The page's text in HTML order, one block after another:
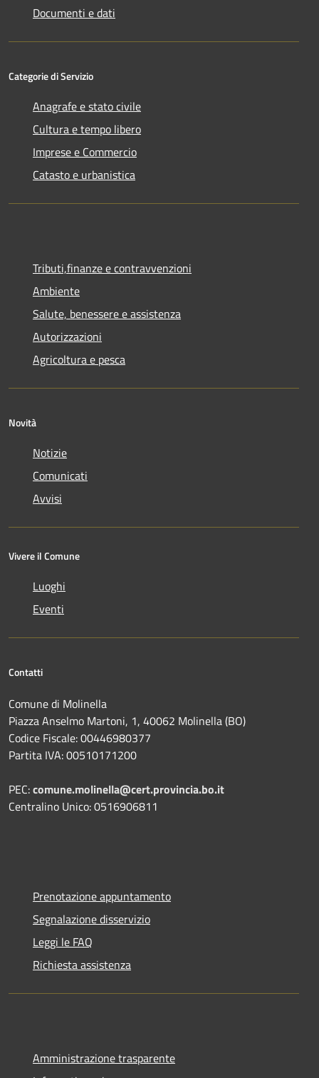
Documenti e dati
Categorie di Servizio
Anagrafe e stato civile
Cultura e tempo libero
Imprese e Commercio
Catasto e urbanistica
Tributi,finanze e contravvenzioni
Ambiente
Salute, benessere e assistenza
Autorizzazioni
Agricoltura e pesca
Novità
Notizie
Comunicati
Avvisi
Vivere il Comune
Luoghi
Eventi
Contatti
Comune di Molinella
Piazza Anselmo Martoni, 1, 40062 Molinella (BO)
Codice Fiscale: 00446980377
Partita IVA: 00510171200
PEC:comune.molinella@cert.provincia.bo.it
Centralino Unico: 0516906811
Prenotazione appuntamento
Segnalazione disservizio
Leggi le FAQ
Richiesta assistenza
Amministrazione trasparente